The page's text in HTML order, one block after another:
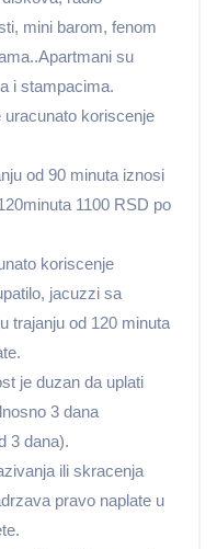
mini barom, fenom
su
i stampacima.
koriscenje
od 90 minuta iznosi
1100 RSD po
koriscenje
jacuzzi sa
trajanju od 120 minuta
je duzan da uplati
3 dana
3 dana).
ili skracenja
pravo naplate u